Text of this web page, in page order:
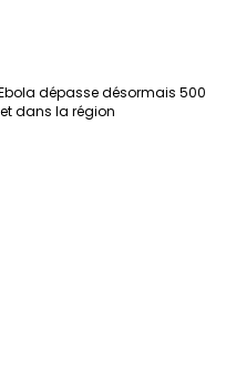
dépasse désormais 500
et dans la région